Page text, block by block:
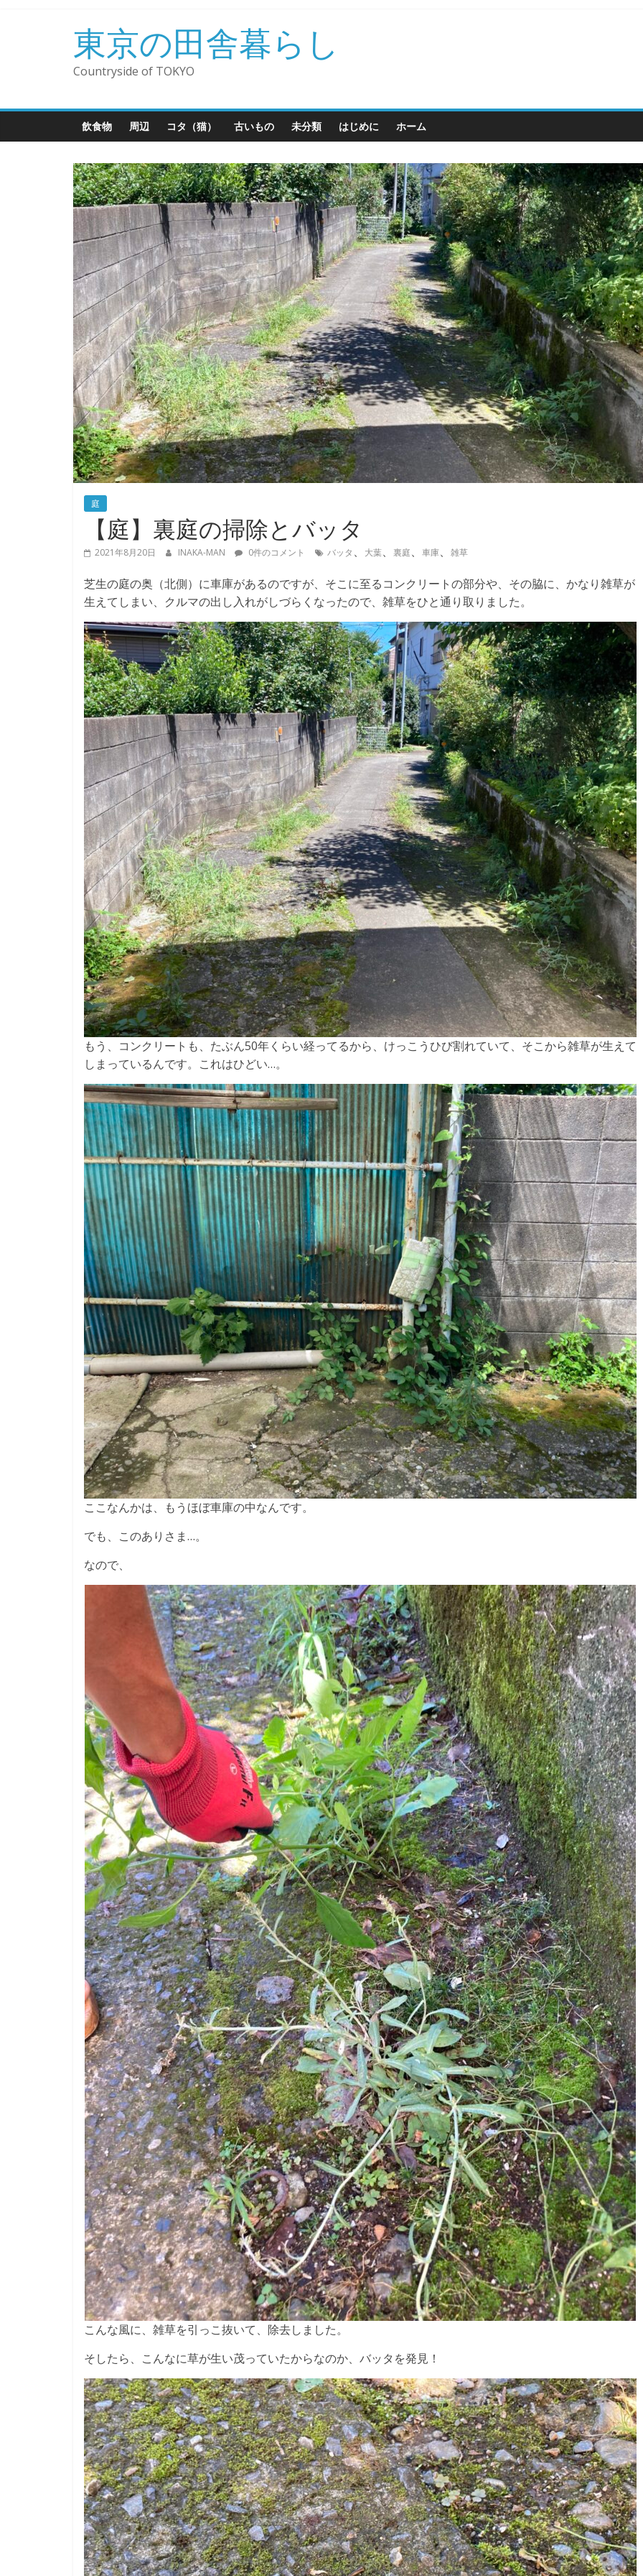
ス
東京の田舎暮らし
Countryside of TOKYO
飲食物 周辺 コタ（猫） 古いもの 未分類 はじめに ホーム
庭
【庭】裏庭の掃除とバッタ
2021年8月20日 INAKA-MAN 0件のコメント バッタ 、 大葉、 裏庭、 車庫、 雑草
芝生の庭の奥（北側）に車庫があるのですが、そこに至るコンクリートの部分や、その脇に、かなり雑草が
生えてしまい、クルマの出し入れがしづらくなったので、雑草をひと通り取りました。
もう、コンクリートも、たぶん50年くらい経ってるから、けっこうひび割れていて、そこから雑草が生えて
しまっているんです。これはひどい…。
ここなんかは、もうほぼ車庫の中なんです。
でも、このありさま…。
なので、
こんな風に、雑草を引っこ抜いて、除去しました。
そしたら、こんなに草が生い茂っていたからなのか、バッタを発見！